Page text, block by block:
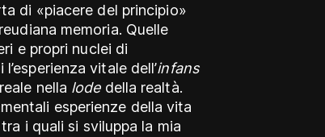
di «piacere del principio»
memoria. Quelle
e propri nuclei di
vitale dell’infans
nella lodedella realtà.
esperienze della vita
i quali si sviluppa la mia